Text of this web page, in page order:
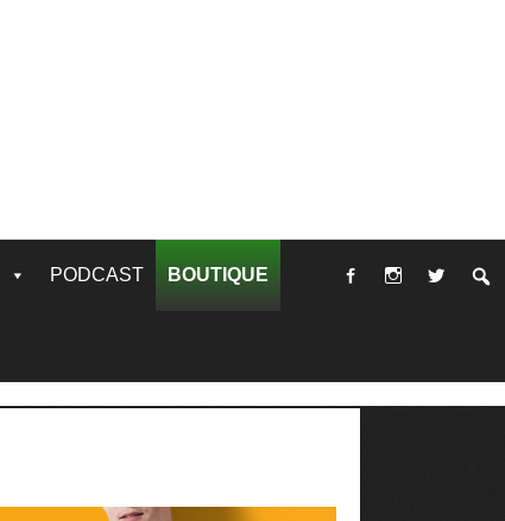
PODCAST BOUTIQUE